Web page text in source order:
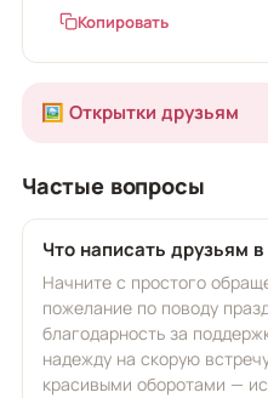
Копировать
🖼️ Открытки друзьям
Частые вопросы
Что написать друзьям
Начните с простого
пожелание по поводу
благодарность за
надежду на скорую
красивыми оборотами —